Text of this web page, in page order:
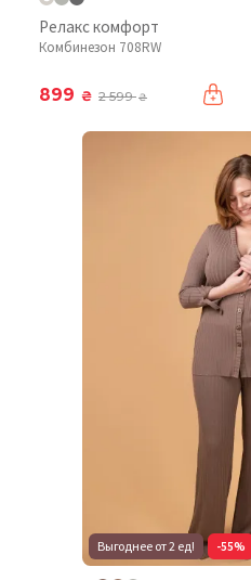
Релакс комфорт
Комбинезон 708RW
899 ₴ 2 599₴
Выгоднее от 2 ед! -55%